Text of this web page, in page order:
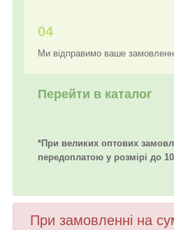
04
Ми відправимо ваше
Перейти в каталог
*При великих оптових
передоплатою у розмірі до
При замовленні на